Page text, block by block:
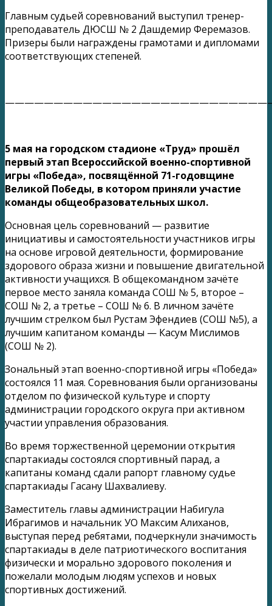
Главным судьей соревнований выступил тренер-
преподаватель ДЮСШ № 2 Дашдемир Феремазов.
Призеры были награждены грамотами и дипломами
соответствующих степеней.
5 мая на городском стадионе «Труд» прошёл
первый этап Всероссийской военно-спортивной
игры «Победа», посвящённой 71-годовщине
Великой Победы, в котором приняли участие
команды общеобразовательных школ.
Основная цель соревнований — развитие
инициативы и самостоятельности участников игры
на основе игровой деятельности, формирование
здорового образа жизни и повышение двигательной
активности учащихся. В общекомандном зачёте
первое место заняла команда СОШ № 5, второе –
СОШ № 2, а третье – СОШ № 6. В личном зачёте
лучшим стрелком был Рустам Эфендиев (СОШ №5), а
лучшим капитаном команды — Касум Мислимов
(СОШ № 2).
Зональный этап военно-спортивной игры «Победа»
состоялся 11 мая. Соревнования были организованы
отделом по физической культуре и спорту
администрации городского округа при активном
участии управления образования.
Во время торжественной церемонии открытия
спартакиады состоялся спортивный парад, а
капитаны команд сдали рапорт главному судье
спартакиады Гасану Шахвалиеву.
Заместитель главы администрации Набигула
Ибрагимов и начальник УО Максим Алиханов,
выступая перед ребятами, подчеркнули значимость
спартакиады в деле патриотического воспитания
физически и морально здорового поколения и
пожелали молодым людям успехов и новых
спортивных достижений.